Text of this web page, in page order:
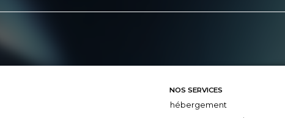
NOS SERVICES
hébergement